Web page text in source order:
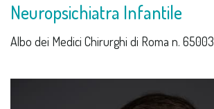
Neuropsichiatra Infantile
Albo dei Medici Chirurghi di Roma n. 65003